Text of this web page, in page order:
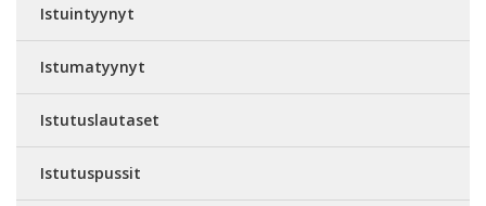
Istuintyynyt
Istumatyynyt
Istutuslautaset
Istutuspussit